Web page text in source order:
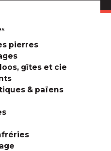
pierres
gîtes et cie
& païens